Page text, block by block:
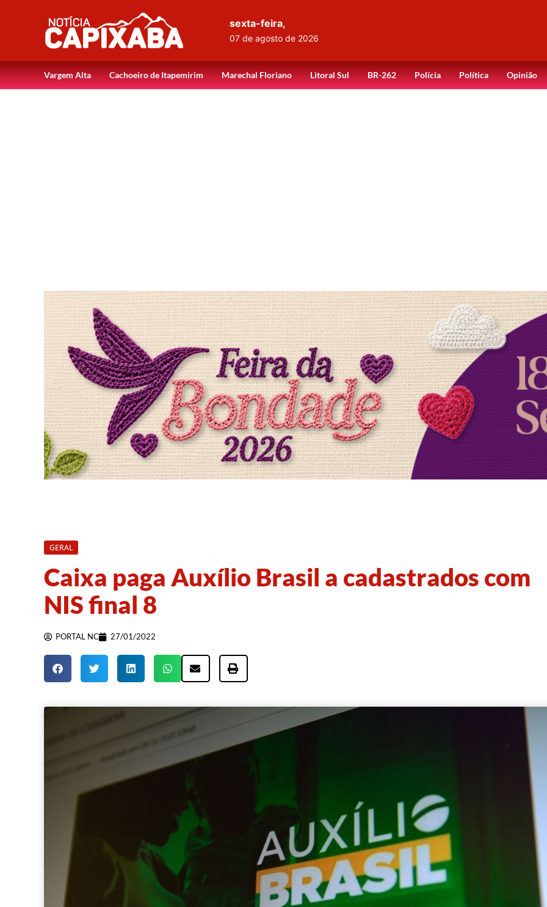
sexta-feira,
07 de agosto de 2026
Vargem Alta Cachoeiro de Itapemirim Marechal Floriano Litoral Sul BR-262 Polícia Política Opinião
GERAL
Caixa paga Auxílio Brasil a cadastrados com
NIS final 8
PORTAL NC 27/01/2022